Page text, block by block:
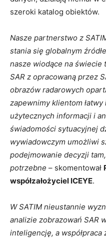
szeroki katalog obiektów.
Nasze partnerstwo z
stania się globalnym
nasze wiodące na
SAR z opracowaną przez
obrazów radarowych
zapewnimy klientom
użytecznych informacji i
świadomości sytuacyjnej
wywiadowczym umożliwi
podejmowanie decyzji
potrzebne – skomentował
współzałożyciel ICEYE.
W SATIM nieustannie
analizie zobrazowań SAR
inteligencję, a współpraca